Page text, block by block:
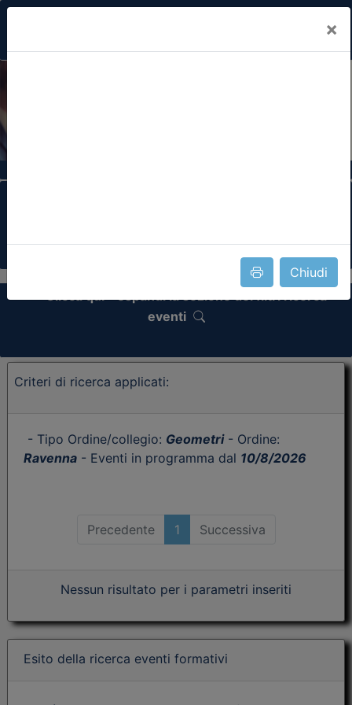
×
Chiudi
Collegi Professionali
Clicca qui - espandi la sezione dei filtri ricerca
eventi
Criteri di ricerca applicati:
- Tipo Ordine/collegio: Geometri- Ordine:
Ravenna - Eventi in programma dal 10/8/2026
Precedente 1 Successiva
Nessun risultato per i parametri inseriti
Esito della ricerca eventi formativi